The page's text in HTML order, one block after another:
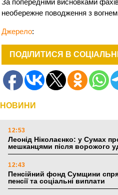
необережне поводження з
Джерело:
ПОДІЛИТИСЯ В
НОВИНИ
12:53
Леонід Ніколаєнко: у Сумах
мешканцями після ворожого
12:43
Пенсійний фонд Сумщини
пенсії та соціальні виплати